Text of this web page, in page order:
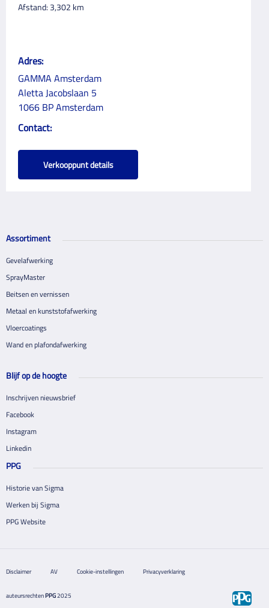
Afstand: 3,302 km
Adres:
GAMMA Amsterdam
Aletta Jacobslaan 5
1066 BP Amsterdam
Contact:
Verkooppunt details
Assortiment
Gevelafwerking
SprayMaster
Beitsen en vernissen
Metaal en kunststofafwerking
Vloercoatings
Wand en plafondafwerking
Blijf op de hoogte
Inschrijven nieuwsbrief
Facebook
Instagram
Linkedin
PPG
Historie van Sigma
Werken bij Sigma
PPG Website
Disclaimer AV Cookie-instellingen Privacyverklaring
auteursrechtenPPG2025